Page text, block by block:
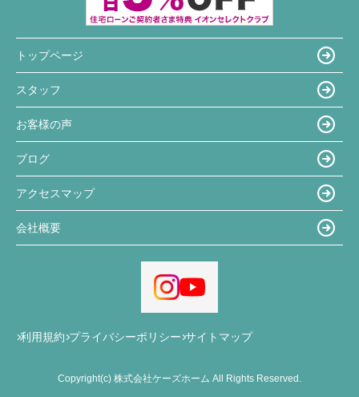
トップページ
スタッフ
お客様の声
ブログ
アクセスマップ
会社概要
利用規約 プライバシーポリシー サイトマップ
Copyright(c) 株式会社ケーズホーム All Rights Reserved.